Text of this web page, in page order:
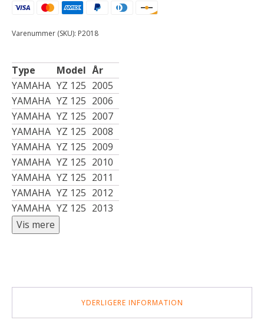
Varenummer (SKU): P2018
Type Model År
YAMAHA YZ 125 2005
YAMAHA YZ 125 2006
YAMAHA YZ 125 2007
YAMAHA YZ 125 2008
YAMAHA YZ 125 2009
YAMAHA YZ 125 2010
YAMAHA YZ 125 2011
YAMAHA YZ 125 2012
YAMAHA YZ 125 2013
YDERLIGERE INFORMATION